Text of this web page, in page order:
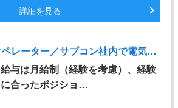
詳細を見る
電気設備ＣＡＤオペレーター／サブコン社内で電気設備施工図 ※Tfas
給与は月給制（経験を考慮）、経験
に合ったポジショ…